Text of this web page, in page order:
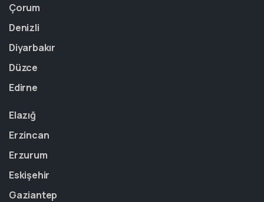
Çorum
Denizli
Diyarbakır
Düzce
Edirne
Elazığ
Erzincan
Erzurum
Eskişehir
Gaziantep